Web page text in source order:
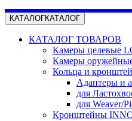
КАТАЛОГКАТАЛОГ
КАТАЛОГ ТОВАРОВ
Камеры целевые
Камеры
Кольца и
Адаптеры и
для
для Weaver/
Кронштейны